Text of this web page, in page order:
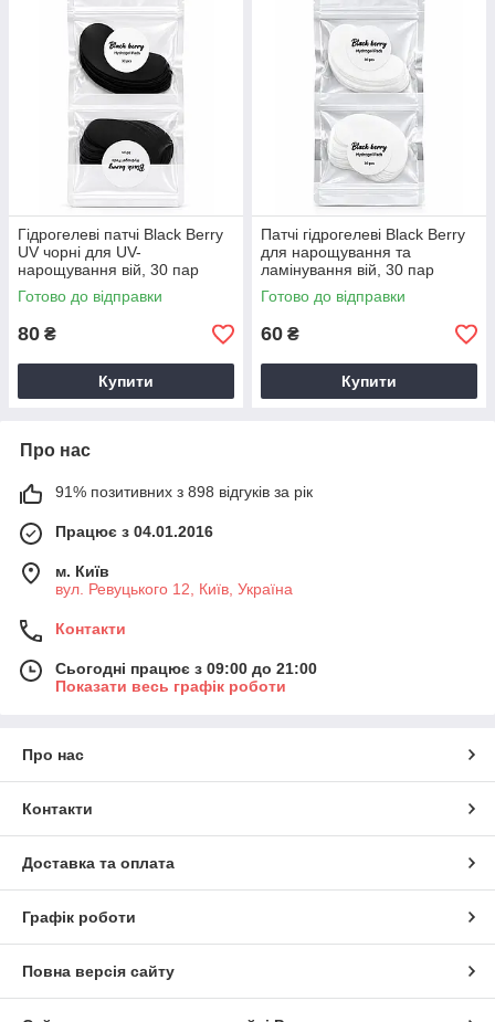
Гідрогелеві патчі Black Berry
UV чорні для UV-
нарощування вій, 30 пар
Готово до відправки
80 ₴
Купити
Патчі гідрогелеві Black Berry
для нарощування та
ламінування вій, 30 пар
Готово до відправки
60 ₴
Купити
Про нас
91% позитивних з 898 відгуків за рік
Працює з 04.01.2016
м. Київ
вул. Ревуцького 12, Київ, Україна
Контакти
Сьогодні працює з 09:00 до 21:00
Показати весь графік роботи
Про нас
Контакти
Доставка та оплата
Графік роботи
Повна версія сайту